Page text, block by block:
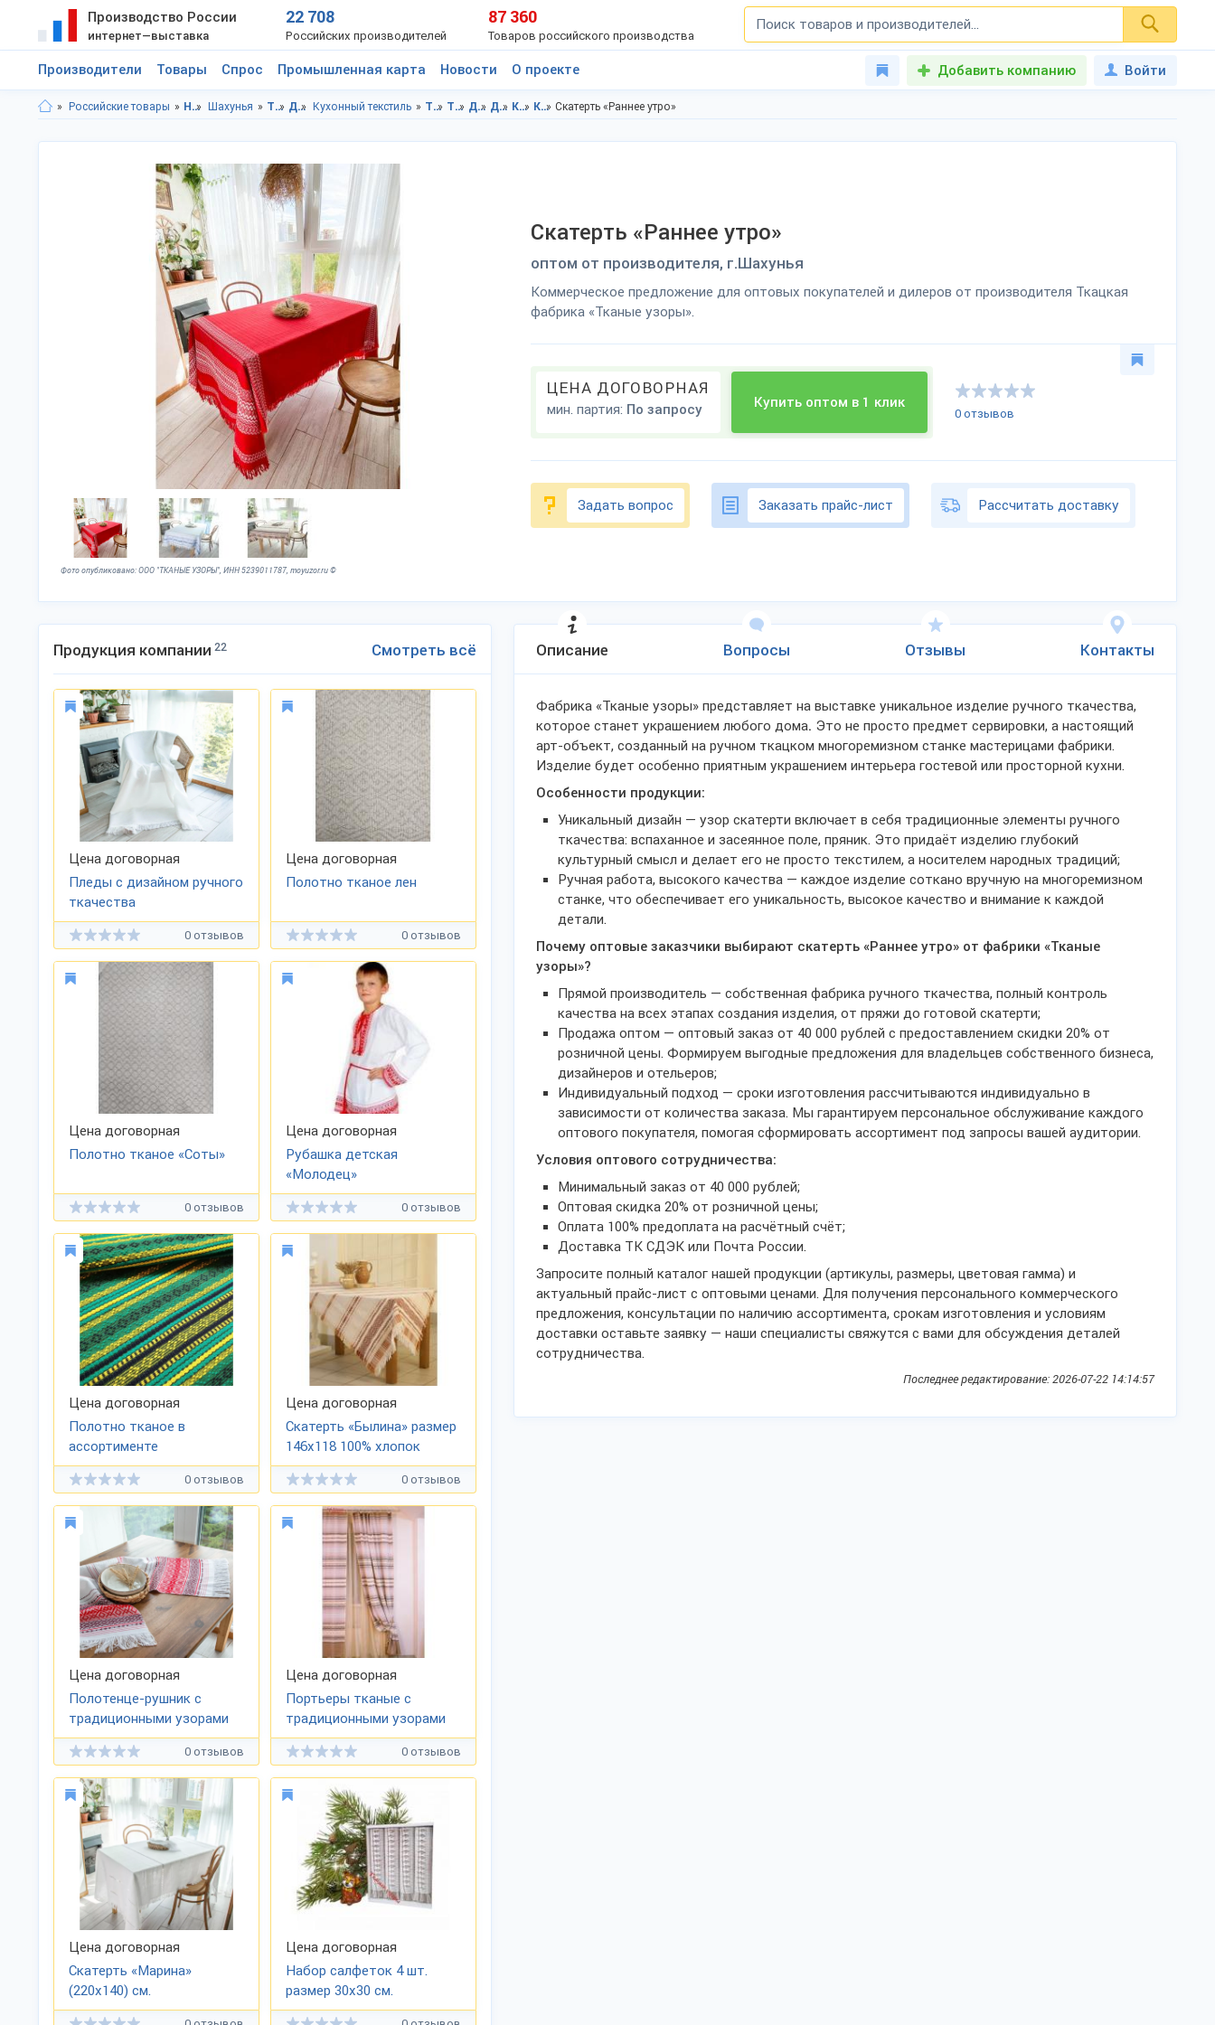
Производство России
интернет—выставка
22 708
Российских производителей
87 360
Товаров российского производства
Производители Товары Спрос Промышленная карта Новости О проекте Добавить компанию Войти
Российские товары Нижегородская область Шахунья Товары для дома Домашний текстиль Кухонный текстиль Товары для дома в Нижегородской области Товары для дома в г.Шахунья Домашний текстиль в Нижегородская область Домашний текстиль в г.Шахунья Кухонный текстиль в Нижегородская область Кухонный текстиль в г.Шахунья Скатерть «Раннее утро»
Фото опубликовано: ООО "ТКАНЫЕ УЗОРЫ", ИНН 5239011787, moyuzor.ru ©
Скатерть «Раннее утро»
оптом от производителя, г.Шахунья
Коммерческое предложение для оптовых покупателей и дилеров от производителя Ткацкая
фабрика «Тканые узоры».
ЦЕНА ДОГОВОРНАЯ
мин. партия: По запросу Купить оптом в 1 клик
0 отзывов
Задать вопрос Заказать прайс-лист Рассчитать доставку
Описание Вопросы Отзывы Контакты
Фабрика «Тканые узоры» представляет на выставке уникальное изделие ручного ткачества,
которое станет украшением любого дома. Это не просто предмет сервировки, а настоящий
арт-объект, созданный на ручном ткацком многоремизном станке мастерицами фабрики.
Изделие будет особенно приятным украшением интерьера гостевой или просторной кухни.
Особенности продукции:
Уникальный дизайн — узор скатерти включает в себя традиционные элементы ручного
ткачества: вспаханное и засеянное поле, пряник. Это придаёт изделию глубокий
культурный смысл и делает его не просто текстилем, а носителем народных традиций;
Ручная работа, высокого качества — каждое изделие соткано вручную на многоремизном
станке, что обеспечивает его уникальность, высокое качество и внимание к каждой
детали.
Почему оптовые заказчики выбирают скатерть «Раннее утро» от фабрики «Тканые
узоры»?
Прямой производитель — собственная фабрика ручного ткачества, полный контроль
качества на всех этапах создания изделия, от пряжи до готовой скатерти;
Продажа оптом — оптовый заказ от 40 000 рублей с предоставлением скидки 20% от
розничной цены. Формируем выгодные предложения для владельцев собственного бизнеса,
дизайнеров и отельеров;
Индивидуальный подход — сроки изготовления рассчитываются индивидуально в
зависимости от количества заказа. Мы гарантируем персональное обслуживание каждого
оптового покупателя, помогая сформировать ассортимент под запросы вашей аудитории.
Условия оптового сотрудничества:
Минимальный заказ от 40 000 рублей;
Оптовая скидка 20% от розничной цены;
Оплата 100% предоплата на расчётный счёт;
Доставка ТК СДЭК или Почта России.
Запросите полный каталог нашей продукции (артикулы, размеры, цветовая гамма) и
актуальный прайс-лист с оптовыми ценами. Для получения персонального коммерческого
предложения, консультации по наличию ассортимента, срокам изготовления и условиям
доставки оставьте заявку — наши специалисты свяжутся с вами для обсуждения деталей
сотрудничества.
Последнее редактирование: 2026-07-22 14:14:57
Продукция компании 22 Смотреть всё
Цена договорная
Пледы с дизайном ручного
ткачества
0 отзывов
Цена договорная
Полотно тканое лен
0 отзывов
Цена договорная
Полотно тканое «Соты»
0 отзывов
Цена договорная
Рубашка детская
«Молодец»
0 отзывов
Цена договорная
Полотно тканое в
ассортименте
0 отзывов
Цена договорная
Скатерть «Былина» размер
146х118 100% хлопок
0 отзывов
Цена договорная
Полотенце-рушник с
традиционными узорами
0 отзывов
Цена договорная
Портьеры тканые с
традиционными узорами
0 отзывов
Цена договорная
Скатерть «Марина»
(220х140) см.
Цена договорная
Набор салфеток 4 шт.
размер 30х30 см.